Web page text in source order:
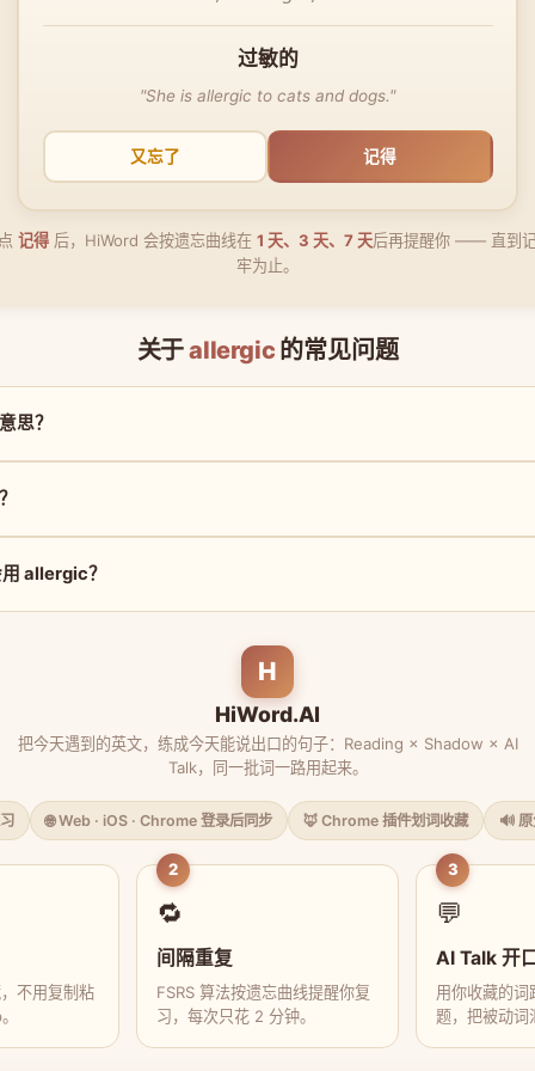
过敏的
"She is allergic to cats and dogs."
又忘了 记得
记得 后，HiWord 会按遗忘曲线在 1 天、3 天、7 天后再提醒你 —— 直到
牢为止。
关于allergic 的常见问题
思？
allergic？
H
HiWord.AI
把今天遇到的英文，练成今天能说出口的句子：Reading × Shadow × AI
Talk，同一批词一路用起来。
🌐 Web · iOS · Chrome 登录后同步 🦊 Chrome 插件划词收藏 🔊
不用复制粘
2
🔁
间隔重复
FSRS 算法按遗忘曲线提醒你复
习，每次只花 2 分钟。
3
💬
AI Talk 开
用你收藏的词
题，把被动词